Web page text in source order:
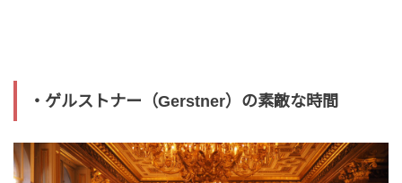
・ゲルストナー（Gerstner）の素敵な時間